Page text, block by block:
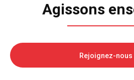
Agissons
Rejoignez-nous